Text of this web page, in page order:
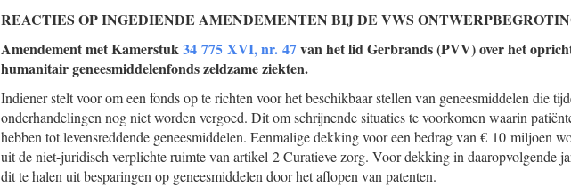
REACTIES OP INGEDIENDE AMENDEMENTEN BIJ DE VWS
Amendement met Kamerstuk34 775 XVI, nr. 47van het lid Gerbrands (PVV) over het
humanitair geneesmiddelenfonds zeldzame ziekten.
Indiener stelt voor om een fonds op te richten voor het beschikbaar stellen van geneesmiddelen die
onderhandelingen nog niet worden vergoed. Dit om schrijnende situaties te voorkomen waarin
hebben tot levensreddende geneesmiddelen. Eenmalige dekking voor een bedrag van € 10 miljoen
uit de niet-juridisch verplichte ruimte van artikel 2 Curatieve zorg. Voor dekking in daaropvolgende
dit te halen uit besparingen op geneesmiddelen door het aflopen van patenten.